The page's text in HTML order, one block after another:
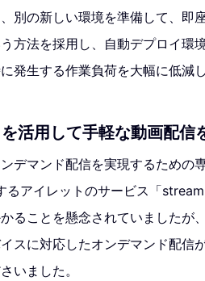
別の新しい環境を準備して、即
方法を採用し、自動デプロイ環
発生する作業負荷を大幅に低減し
活用して手軽な動画配信
デマンド配信を実現するための
るアイレットのサービス「
ることを懸念されていましたが
スに対応したオンデマンド配信
いました。